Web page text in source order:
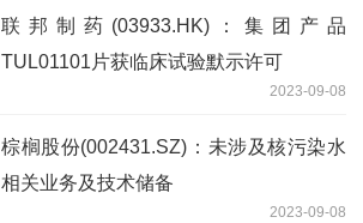
联邦制药(03933.HK)：集团产品
TUL01101片获临床试验默示许可
2023-09-08
棕榈股份(002431.SZ)：未涉及核污染水
相关业务及技术储备
2023-09-08